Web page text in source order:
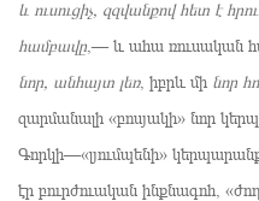
և ուսուցիչ, զզվանքով հետ է
համբավը,— և ահա ռուսական
նոր, անհայտ լեռ, իբրև մի նոր
զարմանալի «բոսյակի» նոր
Գորկի—«լյումպենի»
էր բուրժուական ինքնագոհ,